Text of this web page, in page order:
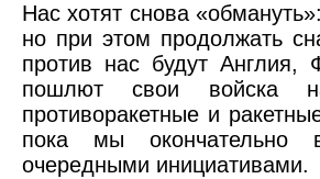
Нас хотят снова
но при этом продолжать
против нас будут Англия,
пошлют свои войска
противоракетные и
пока мы окончательно
очередными инициативами.